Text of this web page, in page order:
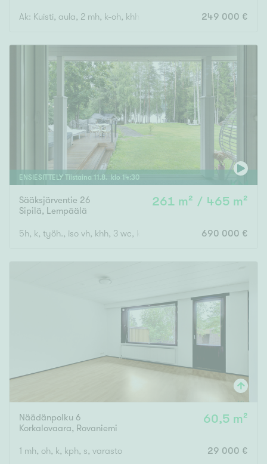
Ak: Kuisti, aula, 2 mh, k-oh, khh, wc, ph, s. Yk: Aula, 2 mh.
249 000 €
ENSIESITTELY Tiistaina 11 .8. klo 14:30
Sääksjärventie 26
Sipilä, Lempäälä
261 m² / 465 m²
5h, k, työh., iso vh, khh, 3 wc, kph, s, iso autotalli, var.,
690 000 €
Näädänpolku 6
Korkalovaara, Rovaniemi
60,5 m²
1 mh, oh, k, kph, s, varasto 29 000 €